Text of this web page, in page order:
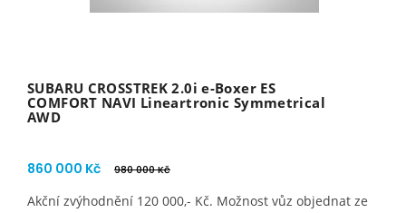
SUBARU CROSSTREK 2.0i e-Boxer ES
COMFORT NAVI Lineartronic Symmetrical
AWD
860 000 Kč 980 000 Kč
Akční zvýhodnění 120 000,- Kč. Možnost vůz objednat ze